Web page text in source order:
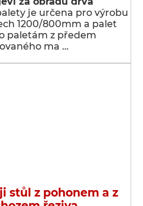
je určena pro výrobu
1200/800mm a palet
paletám z předem
ma …
stůl z pohonem a z